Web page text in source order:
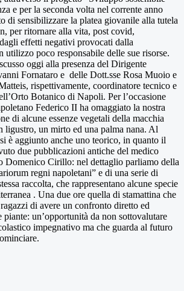
e per la seconda volta nel corrente anno
di sensibilizzare la platea giovanile alla tutela
per ritornare alla vita, post covid,
effetti negativi provocati dalla
utilizzo poco responsabile delle sue risorse.
oggi alla presenza del Dirigente
Fornataro e delle Dott.sse Rosa Muoio e
rispettivamente, coordinatore tecnico e
Botanico di Napoli. Per l’occasione
Federico II ha omaggiato la nostra
di alcune essenze vegetali della macchia
ligustro, un mirto ed una palma nana. Al
è aggiunto anche uno teorico, in quanto il
due pubblicazioni antiche del medico
Domenico Cirillo: nel dettaglio parliamo della
regni napoletani” e di una serie di
raccolta, che rappresentano alcune specie
. Una due ore quella di stamattina che
di avere un confronto diretto ed
un’opportunità da non sottovalutare
impegnativo ma che guarda al futuro